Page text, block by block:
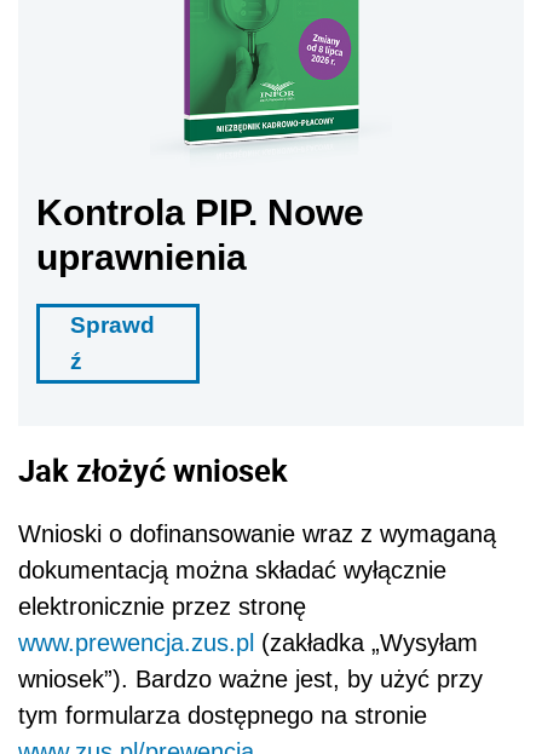
Kontrola PIP. Nowe
uprawnienia
Sprawd
ź
Jak złożyć wniosek
Wnioski o dofinansowanie wraz z wymaganą
dokumentacją można składać wyłącznie
elektronicznie przez stronę
www.prewencja.zus.pl (zakładka „Wysyłam
wniosek”). Bardzo ważne jest, by użyć przy
tym formularza dostępnego na stronie